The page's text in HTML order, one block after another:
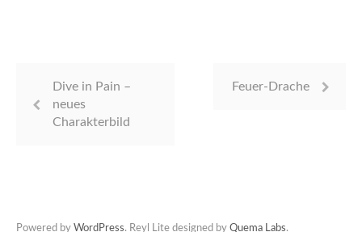
Dive in Pain –
neues
Charakterbild
Feuer-Drache
Powered by WordPress. Reyl Lite designed by Quema Labs.